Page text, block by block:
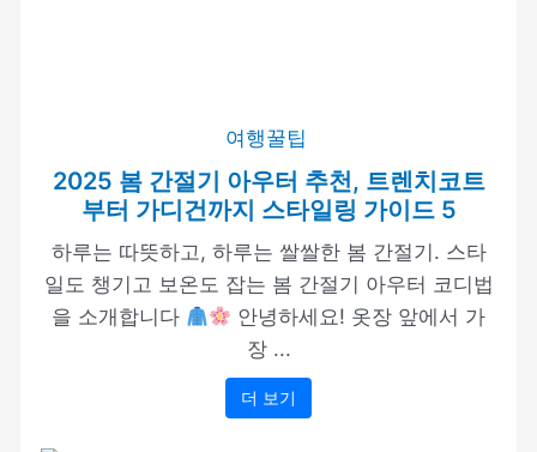
여행꿀팁
2025 봄 간절기 아우터 추천, 트렌치코트
부터 가디건까지 스타일링 가이드 5
하루는 따뜻하고, 하루는 쌀쌀한 봄 간절기. 스타
일도 챙기고 보온도 잡는 봄 간절기 아우터 코디법
을 소개합니다
안녕하세요! 옷장 앞에서 가
장 ...
더 보기